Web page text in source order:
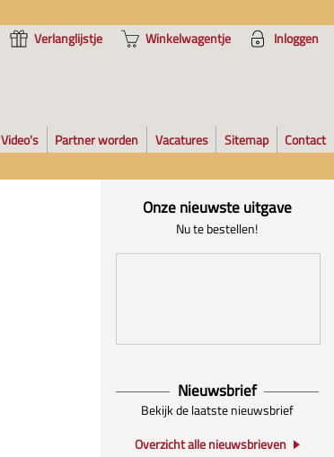
Verlanglijstje
Winkelwagentje Inloggen
Video's Partner worden Vacatures Sitemap Contact
Onze nieuwste uitgave
Nu te bestellen!
Nieuwsbrief
Bekijk de laatste nieuwsbrief
Overzicht alle nieuwsbrieven